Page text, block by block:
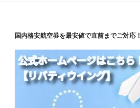
国内格安航空券を最安値で直前までご対応！